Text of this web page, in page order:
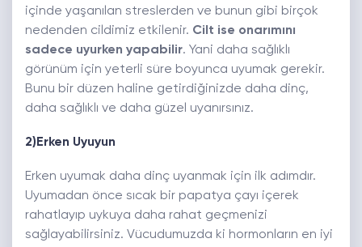
içinde yaşanılan streslerden ve bunun gibi birçok
nedenden cildimiz etkilenir. Cilt ise onarımını
sadece uyurken yapabilir. Yani daha sağlıklı
görünüm için yeterli süre boyunca uyumak gerekir.
Bunu bir düzen haline getirdiğinizde daha dinç,
daha sağlıklı ve daha güzel uyanırsınız.
2)Erken Uyuyun
Erken uyumak daha dinç uyanmak için ilk adımdır.
Uyumadan önce sıcak bir papatya çayı içerek
rahatlayıp uykuya daha rahat geçmenizi
sağlayabilirsiniz. Vücudumuzda ki hormonların en iyi